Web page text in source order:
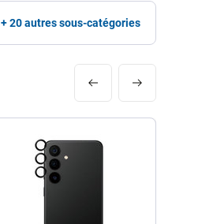
+ 20 autres sous-catégories